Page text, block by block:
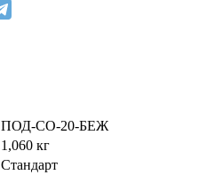
ПОД-СО-20-БЕЖ
1,060 кг
Стандарт